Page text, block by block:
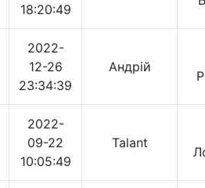
18:20:49
2022-
12-26
23:34:39
Андрій
2022-
09-22
10:05:49
Talant